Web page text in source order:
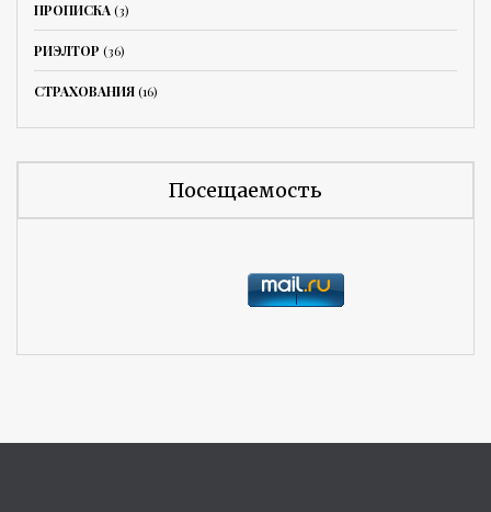
ПРОПИСКА(3)
РИЭЛТОР (36)
СТРАХОВАНИЯ(16)
Посещаемость